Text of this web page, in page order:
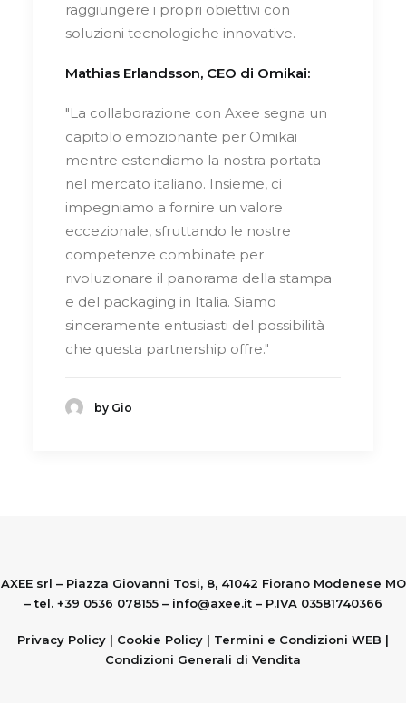
raggiungere i propri obiettivi con
soluzioni tecnologiche innovative.
Mathias Erlandsson, CEO di Omikai:
"La collaborazione con Axee segna un
capitolo emozionante per Omikai
mentre estendiamo la nostra portata
nel mercato italiano. Insieme, ci
impegniamo a fornire un valore
eccezionale, sfruttando le nostre
competenze combinate per
rivoluzionare il panorama della stampa
e del packaging in Italia. Siamo
sinceramente entusiasti del possibilità
che questa partnership offre."
by Gio
AXEE srl – Piazza Giovanni Tosi, 8, 41042 Fiorano Modenese MO
– tel. +39 0536 078155 – info@axee.it– P.IVA 03581740366
Privacy Policy | Cookie Policy | Termini e Condizioni WEB |
Condizioni Generali di Vendita